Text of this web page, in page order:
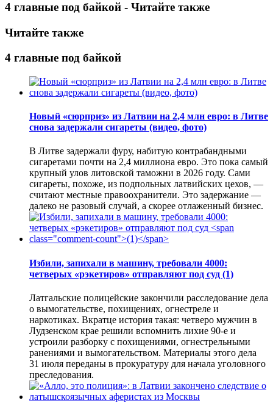
4 главные под байкой - Читайте также
Читайте также
4 главные под байкой
Новый «сюрприз» из Латвии на 2,4 млн евро: в Литве
снова задержали сигареты (видео, фото)
В Литве задержали фуру, набитую контрабандными
сигаретами почти на 2,4 миллиона евро. Это пока самый
крупный улов литовской таможни в 2026 году. Сами
сигареты, похоже, из подпольных латвийских цехов, —
считают местные правоохранители. Это задержание —
далеко не разовый случай, а скорее отлаженный бизнес.
Избили, запихали в машину, требовали 4000:
четверых «рэкетиров» отправляют под суд (1)
Латгальские полицейские закончили расследование дела
о вымогательстве, похищениях, огнестреле и
наркотиках. Вкратце история такая: четверо мужчин в
Лудзенском крае решили вспомнить лихие 90-е и
устроили разборку с похищениями, огнестрельными
ранениями и вымогательством. Материалы этого дела
31 июля переданы в прокуратуру для начала уголовного
преследования.